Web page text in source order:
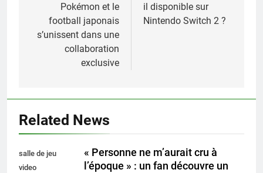
Pokémon et le
football japonais
s’unissent dans une
collaboration
exclusive
il disponible sur
Nintendo Switch 2 ?
Related News
salle de jeu
video
« Personne ne m’aurait cru à
l’époque » : un fan découvre un